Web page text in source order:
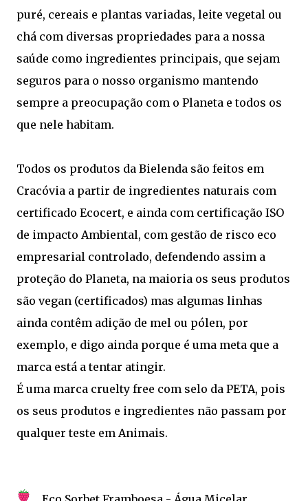
puré, cereais e plantas variadas, leite vegetal ou
chá com diversas propriedades para a nossa
saúde como ingredientes principais, que sejam
seguros para o nosso organismo mantendo
sempre a preocupação com o Planeta e todos os
que nele habitam.
Todos os produtos da Bielenda são feitos em
Cracóvia a partir de ingredientes naturais com
certificado Ecocert, e ainda com certificação ISO
de impacto Ambiental, com gestão de risco eco
empresarial controlado, defendendo assim a
proteção do Planeta, na maioria os seus produtos
são vegan (certificados) mas algumas linhas
ainda contêm adição de mel ou pólen, por
exemplo, e digo ainda porque é uma meta que a
marca está a tentar atingir.
É uma marca cruelty free com selo da PETA, pois
os seus produtos e ingredientes não passam por
qualquer teste em Animais.